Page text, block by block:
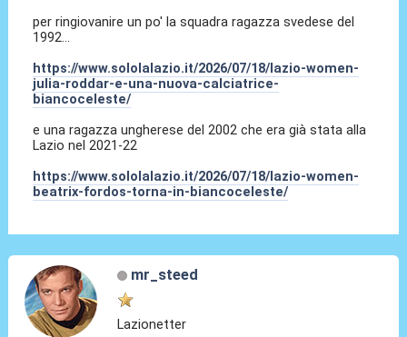
per ringiovanire un po' la squadra ragazza svedese del
1992...
https://www.sololalazio.it/2026/07/18/lazio-women-
julia-roddar-e-una-nuova-calciatrice-
biancoceleste/
e una ragazza ungherese del 2002 che era già stata alla
Lazio nel 2021-22
https://www.sololalazio.it/2026/07/18/lazio-women-
beatrix-fordos-torna-in-biancoceleste/
mr_steed
Lazionetter